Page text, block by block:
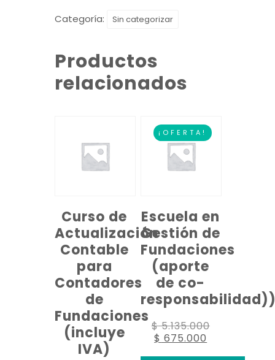
Categoría: Sin categorizar
Productos
relacionados
Curso de
Actualización
Contable
para
Contadores
de
Fundaciones
(incluye
IVA)
¡OFERTA!
Escuela en
Gestión de
Fundaciones
(aporte
de co-
$5.135.000
$ 675.000